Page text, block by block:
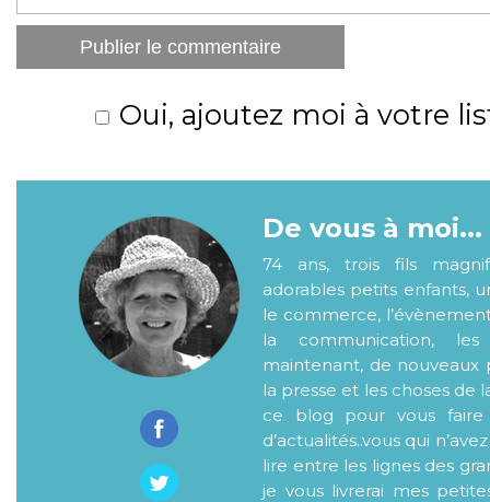
Oui, ajoutez moi à votre
De vous à moi...
74 ans, trois fils
adorables petits enfants,
le commerce,
la communication,
maintenant, de nouveaux
la presse et les choses de
ce blog pour vous faire
d’actualités..vous qui
lire entre les lignes des
je vous livrerai mes